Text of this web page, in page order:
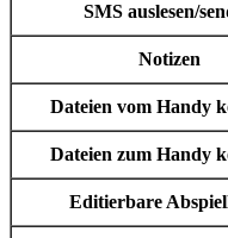
SMS auslesen/
Notizen
Dateien vom Handy
Dateien zum Handy
Editierbare